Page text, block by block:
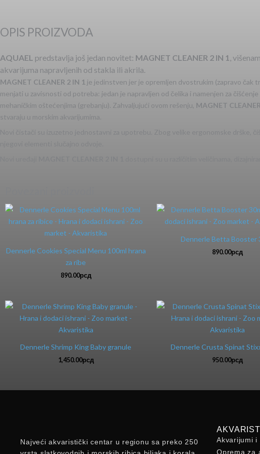
OPIS PROIZVODA
AQUAEL predstavlja još jedan novitet: MAGNET CLEANER 2 IN 1 ,
akvarijuma napravljenih od stakla ili akrila.
MAGNET CLEANER 2 IN 1 je jedinstven jer je opremljen dvostrukim (zapravo čak
menjati u zavisnosti od potreba: jedan je napravljen od čelika i namenjen za
mehaničkim oštećenjima (grebanju). Zahvaljujući ovom rešenju, MAGNET
stvaraju u morskim akvarijumima.
Dennerle Cookies Special Menu 100ml hrana
za ribe
890.00рсд
Dennerle Betta Booster
890.00рсд
Dennerle Shrimp King Baby granule
1,450.00рсд
Dennerle Crusta Spinat
950.00рсд
Najveći akvaristički centar u regionu sa preko 250
Akvarijumi i
Oprema za